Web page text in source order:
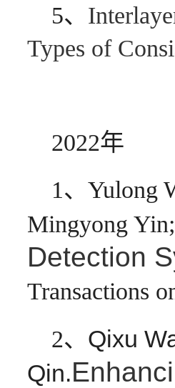
5、
Types of
2022年
1、 Yulong
Mingyong
Detection
Transactions
2、 Qixu
Qin.